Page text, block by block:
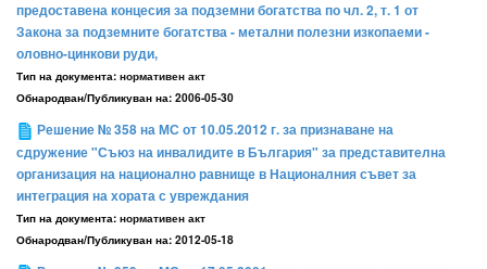
предоставена концесия за подземни богатства по чл. 2, т. 1 от
Закона за подземните богатства - метални полезни изкопаеми -
оловно-цинкови руди,
Тип на документа: нормативен акт
Обнародван/Публикуван на: 2006-05-30
Решение № 358 на МС от 10.05.2012 г. за признаване на
сдружение "Съюз на инвалидите в България" за представителна
организация на национално равнище в Националния съвет за
интеграция на хората с увреждания
Тип на документа: нормативен акт
Обнародван/Публикуван на: 2012-05-18